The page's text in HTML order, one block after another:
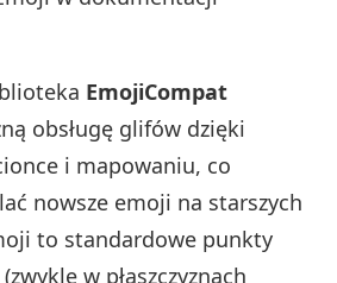
EmojiCompat
obsługę glifów dzięki
i mapowaniu, co
nowsze emoji na starszych
to standardowe punkty
w płaszczyznach